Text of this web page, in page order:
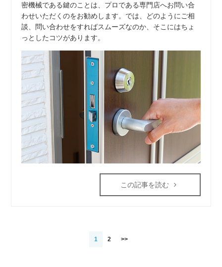
密機械である鍵のことは、プロである専門店へお問い合
わせいただくのをお勧めします。では、どのようにご相
談、問い合わせをすればスムーズなのか、そこにはちょ
っとしたコツがあります。
この記事を読む
1 2 >>